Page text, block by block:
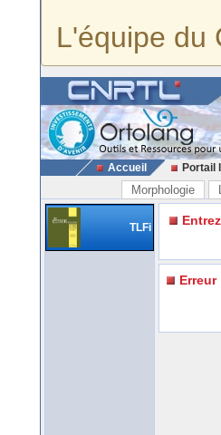
L'équipe du
Accueil Portail
Morphologie
TLFi
Erreur